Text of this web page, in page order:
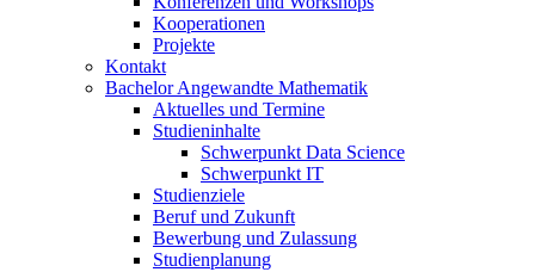
Kooperationen
Projekte
Kontakt
Bachelor Angewandte Mathematik
Aktuelles und Termine
Studieninhalte
Schwerpunkt Data Science
Schwerpunkt IT
Studienziele
Beruf und Zukunft
Bewerbung und Zulassung
Studienplanung